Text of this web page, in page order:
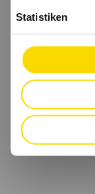
Statistiken